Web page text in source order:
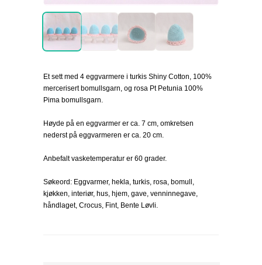
Et sett med 4 eggvarmere i turkis Shiny Cotton, 100%
mercerisert bomullsgarn, og rosa Pt Petunia 100%
Pima bomullsgarn.
Høyde på en eggvarmer er ca. 7 cm, omkretsen
nederst på eggvarmeren er ca. 20 cm.
Anbefalt vasketemperatur er 60 grader.
Søkeord: Eggvarmer, hekla, turkis, rosa, bomull,
kjøkken, interiør, hus, hjem, gave, venninnegave,
håndlaget, Crocus, Fint, Bente Løvli.